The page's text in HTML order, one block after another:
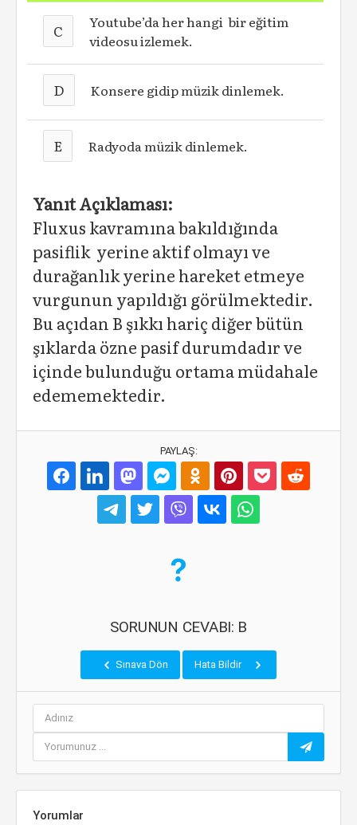
C
Youtube’da her hangi bir eğitim
videosu izlemek.
D Konsere gidip müzik dinlemek.
E Radyoda müzik dinlemek.
Yanıt Açıklaması:
Fluxus kavramına bakıldığında
pasiflik yerine aktif olmayı ve
durağanlık yerine hareket etmeye
vurgunun yapıldığı görülmektedir.
Bu açıdan B şıkkı hariç diğer bütün
şıklarda özne pasif durumdadır ve
içinde bulunduğu ortama müdahale
edememektedir.
PAYLAŞ:
SORUNUN CEVABI: B
Sınava Dön Hata Bildir
Yorumlar